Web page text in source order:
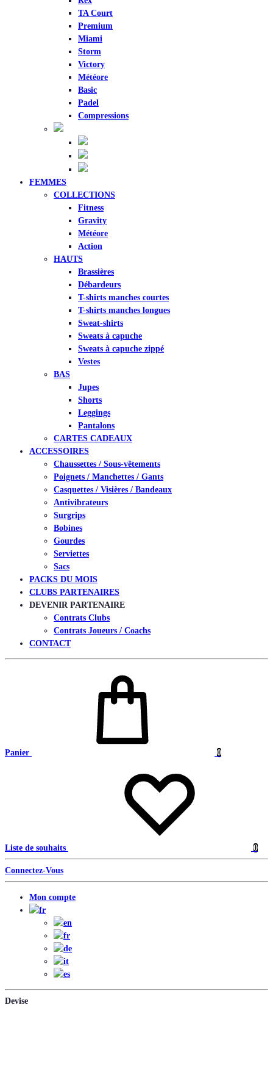
TA Court
Premium
Miami
Storm
Victory
Météore
Basic
Padel
Compressions
FEMMES
COLLECTIONS
Fitness
Gravity
Météore
Action
HAUTS
Brassières
Débardeurs
T-shirts manches courtes
T-shirts manches longues
Sweat-shirts
Sweats à capuche
Sweats à capuche zippé
Vestes
BAS
Jupes
Shorts
Leggings
Pantalons
CARTES CADEAUX
ACCESSOIRES
Chaussettes / Sous-vêtements
Poignets / Manchettes / Gants
Casquettes / Visières / Bandeaux
Antivibrateurs
Surgrips
Bobines
Gourdes
Serviettes
Sacs
PACKS DU MOIS
CLUBS PARTENAIRES
DEVENIR PARTENAIRE
Contrats Clubs
Contrats Joueurs / Coachs
CONTACT
Panier 0
Liste de souhaits 0
Connectez-Vous
Mon compte
Devise